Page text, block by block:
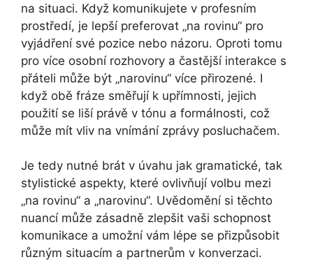
na situaci. Když komunikujete v profesním
prostředí, je lepší preferovat „na rovinu“ pro
vyjádření své pozice nebo názoru. Oproti tomu
pro více osobní rozhovory a častější interakce s
přáteli může být „narovinu“ více přirozené. I
když obě fráze směřují k upřímnosti, jejich
použití se liší právě v tónu a formálnosti, což
může mít vliv na vnímání zprávy posluchačem.
Je tedy nutné brát v úvahu jak gramatické, tak
stylistické aspekty, které ovlivňují volbu mezi
„na rovinu“ a „narovinu“. Uvědomění si těchto
nuancí může zásadně zlepšit vaši schopnost
komunikace a umožní vám lépe se přizpůsobit
různým situacím a partnerům v konverzaci.